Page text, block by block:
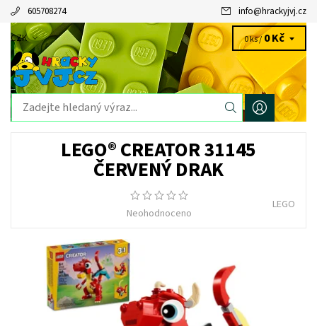
605708274 info@hrackyjvj.cz
CZK 0 ks /0 Kč
LEGO® CREATOR 31145
ČERVENÝ DRAK
Neohodnoceno
LEGO